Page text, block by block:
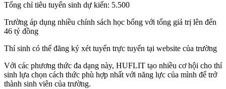
Tổng chỉ tiêu tuyển sinh dự kiến: 5.500
Trường áp dụng nhiều chính sách học bổng với tổng giá trị lên đến
46 tỷ đồng
Thí sinh có thể đăng ký xét tuyển trực tuyến tại website của trường
Với các phương thức đa dạng này, HUFLIT tạo nhiều cơ hội cho thí
sinh lựa chọn cách thức phù hợp nhất với năng lực của mình để trở
thành sinh viên của trường.